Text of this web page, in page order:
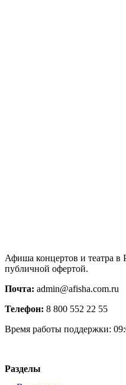
Афиша концертов и театра в
публичной офертой.
Почта: admin@afisha.com.ru
Телефон: 8 800 552 22 55
Время работы поддержки:
Разделы